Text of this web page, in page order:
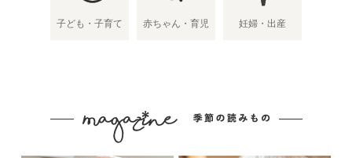
子ども・子育て 赤ちゃん・育児 妊婦・出産